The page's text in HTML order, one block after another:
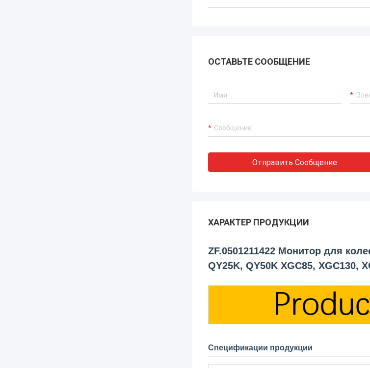
ОСТАВЬТЕ СООБЩЕНИЕ
Отправить Сообщение
ХАРАКТЕР ПРОДУКЦИИ
ZF.0501211422 Монитор для
QY25K, QY50K XGC85, XGC130,
Спецификации продукции